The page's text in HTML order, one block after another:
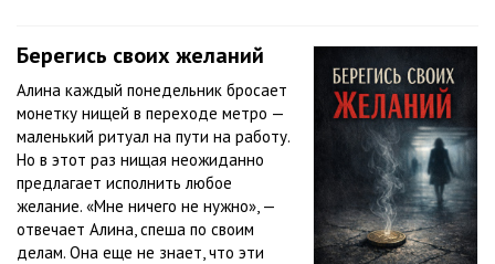
Берегись своих желаний
Алина каждый понедельник бросает
монетку нищей в переходе метро —
маленький ритуал на пути на работу.
Но в этот раз нищая неожиданно
предлагает исполнить любое
желание. «Мне ничего не нужно», —
отвечает Алина, спеша по своим
делам. Она еще не знает, что эти